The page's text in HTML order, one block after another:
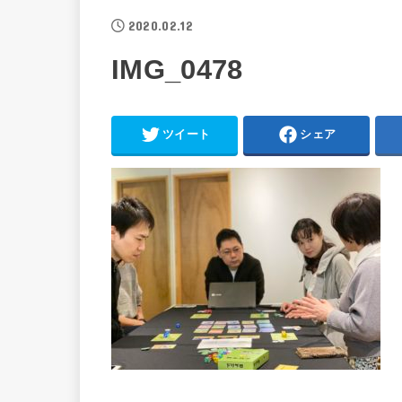
2020.02.12
IMG_0478
ツイート シェア